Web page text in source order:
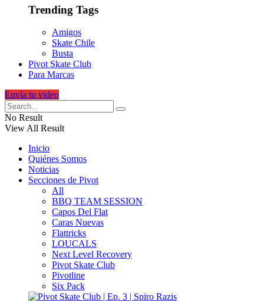
Trending Tags
Amigos
Skate Chile
Busta
Pivot Skate Club
Para Marcas
Envía tu video
No Result
View All Result
Inicio
Quiénes Somos
Noticias
Secciones de Pivot
All
BBQ TEAM SESSION
Capos Del Flat
Caras Nuevas
Flattricks
LOUCALS
Next Level Recovery
Pivot Skate Club
Pivotline
Six Pack